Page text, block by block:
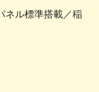
ネル標準搭載／稲